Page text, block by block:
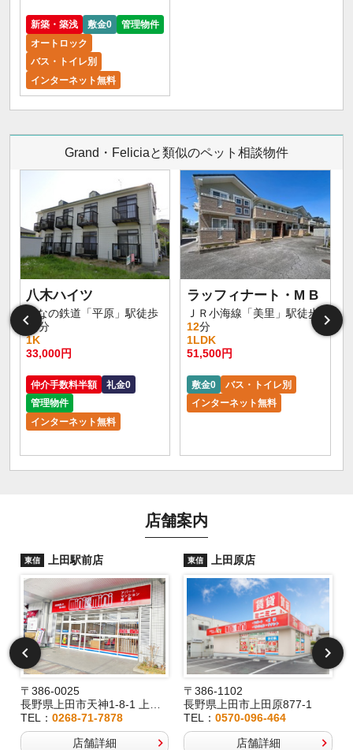
新築・築浅 敷金0
管理物件
オートロック
バス・トイレ別
インターネット無料
Grand・Feliciaと類似のペット相談物件
八木ハイツ
しなの鉄道「平原」駅徒歩
15分
1K
33,000円
仲介手数料半額
礼金0
管理物件
インターネット無料
ラッフィナート・M B
ＪＲ小海線「美里」駅徒歩
12分
1LDK
51,500円
敷金0
バス・トイレ別
インターネット無料
店舗案内
東信 上田駅前店
〒386-0025
長野県上田市天神1-8-1 上田駅前ビルパレオ1F
TEL：0268-71-7878
店舗詳細
東信 上田原店
〒386-1102
長野県上田市上田原877-1
TEL：0570-096-464
店舗詳細